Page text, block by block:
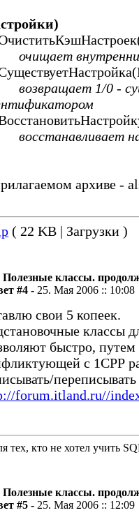
внутренний
1/0 -
архиве -
( 22 KB | Загрузки )
Полезные классы.
#4 - 25. Мая 2006 :: 10:08
свои 5 копеек.
классы
быстро, путем
с 1СРР
forum.itland.ru//
тех, кто не хотел учить
Полезные классы.
#5 - 25. Мая 2006 :: 12:09